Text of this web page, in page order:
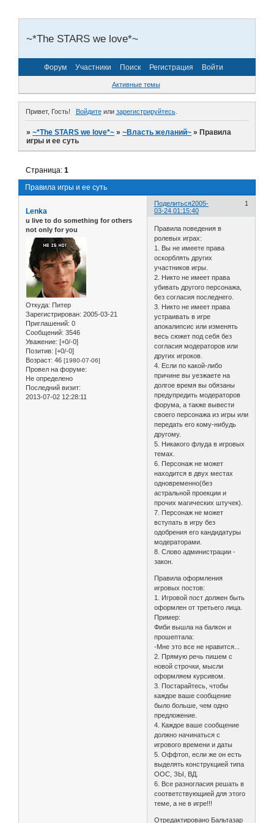
~*The STARS we love*~
Форум Участники Поиск Регистрация Войти
Активные темы
Привет, Гость! Войдитеили зарегистрируйтесь.
»~*The STARS we love*~ »~Власть желаний~ »Правила
игры и ее суть
Правила игры и ее суть
Страница:1
Поделиться 1
2005-
03-24 01:15:40
Lenka
u live to do something for others
not only for you
Откуда: Питер
Зарегистрирован: 2005-03-21
Приглашений: 0
Сообщений: 3546
Уважение: [+0/-0]
Позитив: [+0/-0]
Возраст: 46 [1980-07-06]
Провел на форуме:
Не определено
Последний визит:
2013-07-02 12:28:11
Правила поведения в
ролевых играх:
1. Вы не имеете права
оскорблять других
участников игры.
2. Никто не имеет права
убивать другого персонажа,
без согласия последнего.
3. Никто не имеет права
устраивать в игре
апокалипсис или изменять
весь сюжет под себя без
согласия модераторов или
других игроков.
4. Если по какой-либо
причине вы уезжаете на
долгое время вы обязаны
предупредить модераторов
форума, а также вывести
своего персонажа из игры или
передать его кому-нибудь
другому.
5. Никакого флуда в игровых
темах.
6. Персонаж не может
находится в двух местах
одновременно(без
астральной проекции и
прочих магических штучек).
7. Персонаж не может
вступать в игру без
одобрения его кандидатуры
модераторами.
8. Слово администрации -
закон.
Правила оформления
игровых постов:
1. Игровой пост должен быть
оформлен от третьего лица.
Пример:
Фиби вышла на балкон и
прошептала:
-Мне это все не нравится...
2. Прямую речь пишем с
новой строчки, мысли
оформляем курсивом.
3. Постарайтесь, чтобы
каждое ваше сообщение
было больше, чем одно
предложение.
4. Каждое ваше сообщение
должно начинаться с
игрового времени и даты
5. Оффтоп, если же он есть
выделять конструкцией типа
ООС, ЗЫ, ВД.
6. Все разногласия решать в
соответствующией для этого
теме, а не в игре!!!
Отредактировано Бальтазар